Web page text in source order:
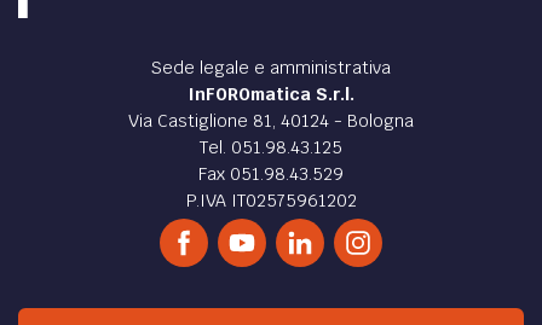
Sede legale e amministrativa
InFOROmatica S.r.l.
Via Castiglione 81, 40124 - Bologna
Tel. 051.98.43.125
Fax 051.98.43.529
P.IVA IT02575961202